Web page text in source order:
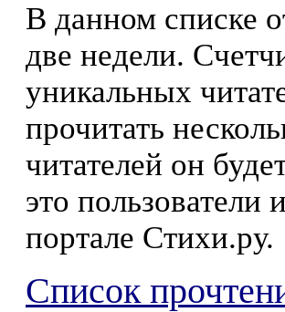
В данном списке
две недели.
уникальных
прочитать
читателей он
это пользователи
портале Стихи.ру.
Список